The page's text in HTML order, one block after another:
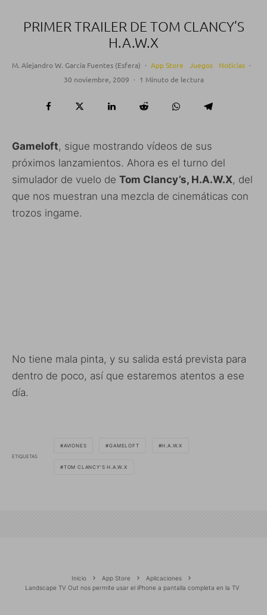
PRIMER TRAILER DE TOM CLANCY’S
H.A.W.X
M. Alejandro W. García Fuentes (Esfera) · App Store Juegos Noticias ·
30 noviembre, 2009 · 1 Minuto de lectura
Gameloft, sigue mostrando vídeos de sus
próximos lanzamientos. Ahora es el turno del
simulador de vuelo de Tom Clancy’s, H.A.W.X, del
que nos muestran una mezcla de cinemáticas con
trozos ingame.
No tiene mala pinta, y su salida está prevista para
dentro de poco, así que estaremos atentos a ese
día.
ETIQUETAS
AVIONES GAMELOFT H.A.W.X
TOM CLANCY'S H.A.W.X
Inicio App Store
Aplicaciones
Landscape TV Out nos permite usar el iPhone a pantalla completa en la TV